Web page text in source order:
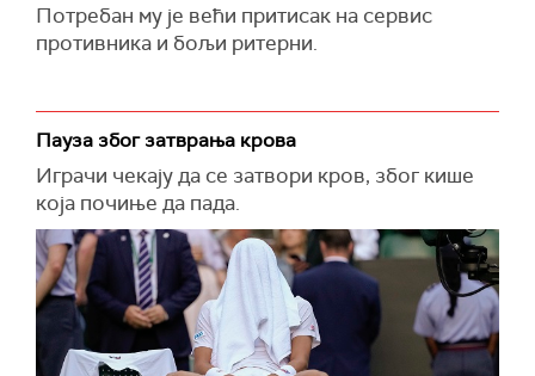
Потребан му је већи притисак на сервис
противника и бољи ритерни.
Пауза због затврања крова
Играчи чекају да се затвори кров, због кише
која почиње да пада.